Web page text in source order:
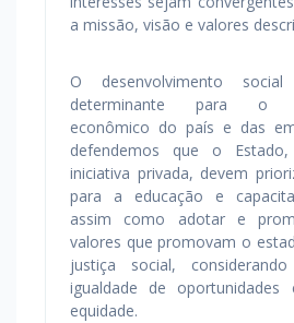
a missão, visão e valores
O desenvolvimento
determinante para o
econômico do país e das
defendemos que o
iniciativa privada, devem
para a educação e
assim como adotar e
valores que promovam o
justiça social,
igualdade de
equidade.